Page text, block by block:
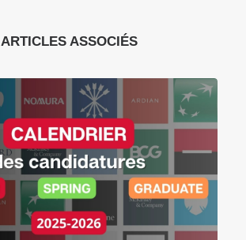
ARTICLES ASSOCIÉS